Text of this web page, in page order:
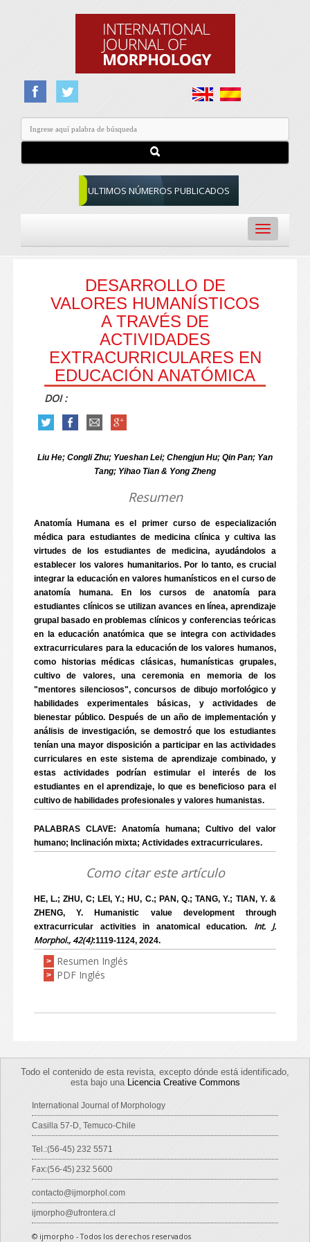
ULTIMOS NÚMEROS PUBLICADOS
Toggle
navigation
DESARROLLO DE
VALORES HUMANÍSTICOS
A TRAVÉS DE
ACTIVIDADES
EXTRACURRICULARES EN
EDUCACIÓN ANATÓMICA
DOI :
Liu He; Congli Zhu; Yueshan Lei; Chengjun Hu; Qin Pan; Yan
Tang; Yihao Tian & Yong Zheng
Resumen
Anatomía Humana es el primer curso de especialización
médica para estudiantes de medicina clínica y cultiva las
virtudes de los estudiantes de medicina, ayudándolos a
establecer los valores humanitarios. Por lo tanto, es crucial
integrar la educación en valores humanísticos en el curso de
anatomía humana. En los cursos de anatomía para
estudiantes clínicos se utilizan avances en línea, aprendizaje
grupal basado en problemas clínicos y conferencias teóricas
en la educación anatómica que se integra con actividades
extracurriculares para la educación de los valores humanos,
como historias médicas clásicas, humanísticas grupales,
cultivo de valores, una ceremonia en memoria de los
"mentores silenciosos", concursos de dibujo morfológico y
habilidades experimentales básicas, y actividades de
bienestar público. Después de un año de implementación y
análisis de investigación, se demostró que los estudiantes
tenían una mayor disposición a participar en las actividades
curriculares en este sistema de aprendizaje combinado, y
estas actividades podrían estimular el interés de los
estudiantes en el aprendizaje, lo que es beneficioso para el
cultivo de habilidades profesionales y valores humanistas.
PALABRAS CLAVE: Anatomía humana; Cultivo del valor
humano; Inclinación mixta; Actividades extracurriculares.
Como citar este artículo
HE, L.; ZHU, C; LEI, Y.; HU, C.; PAN, Q.; TANG, Y.; TIAN, Y. &
ZHENG, Y. Humanistic value development through
extracurricular activities in anatomical education.
Int. J.
Morphol., 42(4):1119-1124, 2024.
> Resumen Inglés
> PDF Inglés
Todo el contenido de esta revista, excepto dónde está identificado,
esta bajo una Licencia Creative Commons
International Journal of Morphology
Casilla 57-D, Temuco-Chile
Tel.:(56-45) 232 5571
Fax:(56-45) 232 5600
contacto@ijmorphol.com
ijmorpho@ufrontera.cl
© ijmorpho - Todos los derechos reservados